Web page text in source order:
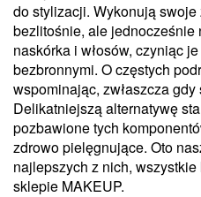
do stylizacji. Wykonują
bezlitośnie, ale
naskórka i włosów, czyniąc
bezbronnymi. O częstych
wspominając, zwłaszcza
Delikatniejszą alternatywę
pozbawione tych
zdrowo pielęgnujące. Oto
najlepszych z nich,
sklepie MAKEUP.